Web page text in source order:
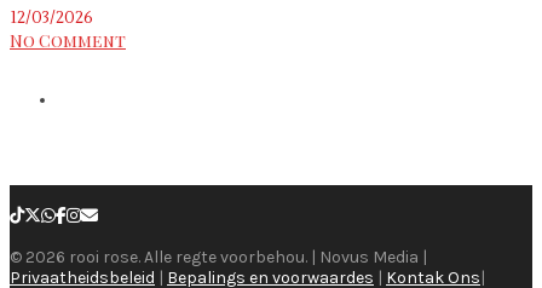
12/03/2026
No Comment
© 2026 rooi rose. Alle regte voorbehou. | Novus Media |
Privaatheidsbeleid | Bepalings en voorwaardes | Kontak Ons|